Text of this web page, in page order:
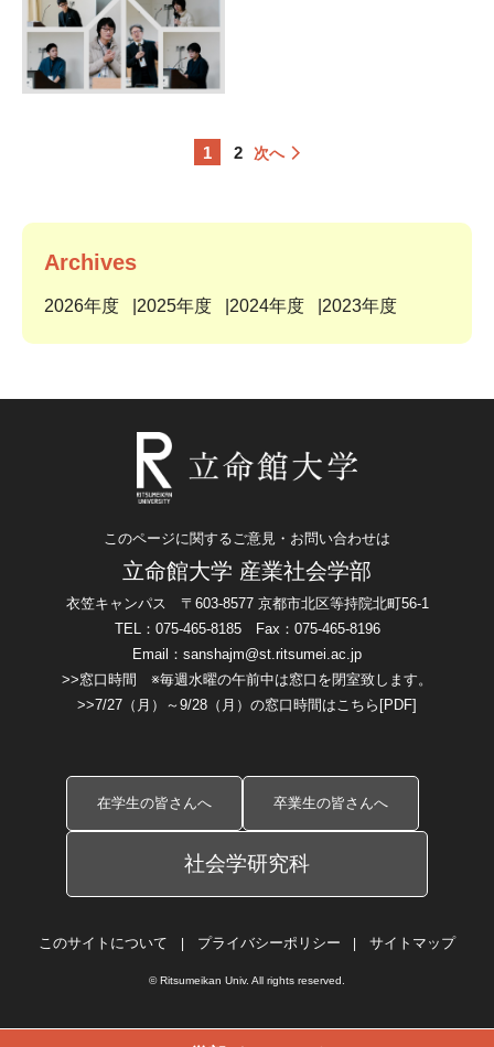
1 2 次へ
Archives
2026年度 2025年度 2024年度 2023年度
このページに関するご意見・お問い合わせは
立命館大学 産業社会学部
衣笠キャンパス 〒603-8577 京都市北区等持院北町56-1
TEL：075-465-8185 Fax：075-465-8196
Email： sanshajm@st.ritsumei.ac.jp
>>窓口時間 ※毎週水曜の午前中は窓口を閉室致します。
>>7/27（月）～9/28（月）の窓口時間はこちら [PDF]
在学生の皆さんへ 卒業生の皆さんへ
社会学研究科
このサイトについて プライバシーポリシー サイトマップ
© Ritsumeikan Univ. All rights reserved.